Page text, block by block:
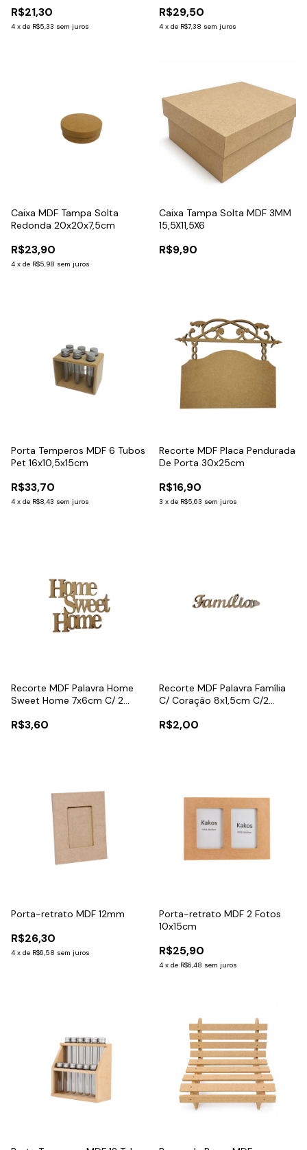
R$21,30
4 x de R$5,33 sem juros
R$29,50
4 x de R$7,38 sem juros
Caixa MDF Tampa Solta
Redonda 20x20x7,5cm
R$23,90
4 x de R$5,98 sem juros
Caixa Tampa Solta MDF 3MM
15,5X11,5X6
R$9,90
Porta Temperos MDF 6 Tubos
Pet 16x10,5x15cm
R$33,70
4 x de R$8,43 sem juros
Recorte MDF Placa Pendurada
De Porta 30x25cm
R$16,90
3 x de R$5,63 sem juros
Recorte MDF Palavra Home
Sweet Home 7x6cm C/ 2
R$3,60
Recorte MDF Palavra Família
C/ Coração 8x1,5cm C/2
R$2,00
Porta-retrato MDF 12mm
R$26,30
4 x de R$6,58 sem juros
Porta-retrato MDF 2 Fotos
10x15cm
R$25,90
4 x de R$6,48 sem juros